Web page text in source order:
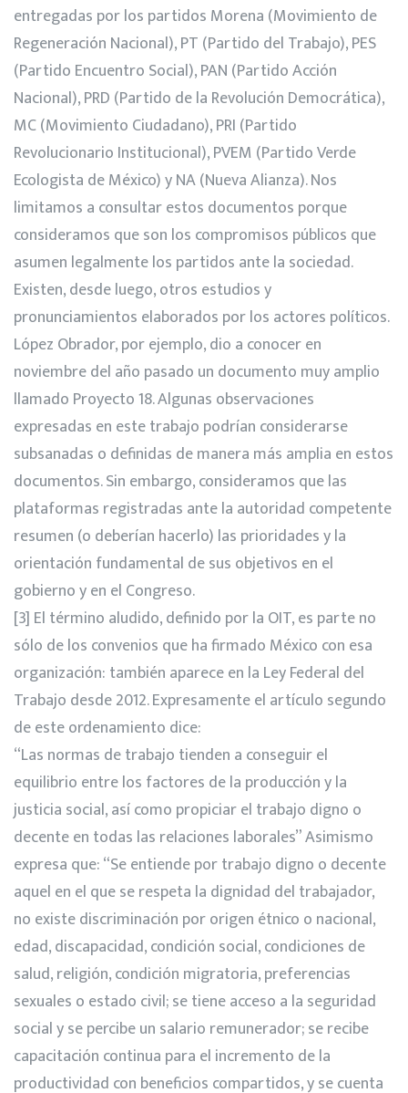
entregadas por los partidos Morena (Movimiento de
Regeneración Nacional), PT (Partido del Trabajo), PES
(Partido Encuentro Social), PAN (Partido Acción
Nacional), PRD (Partido de la Revolución Democrática),
MC (Movimiento Ciudadano), PRI (Partido
Revolucionario Institucional), PVEM (Partido Verde
Ecologista de México) y NA (Nueva Alianza). Nos
limitamos a consultar estos documentos porque
consideramos que son los compromisos públicos que
asumen legalmente los partidos ante la sociedad.
Existen, desde luego, otros estudios y
pronunciamientos elaborados por los actores políticos.
López Obrador, por ejemplo, dio a conocer en
noviembre del año pasado un documento muy amplio
llamado Proyecto 18. Algunas observaciones
expresadas en este trabajo podrían considerarse
subsanadas o definidas de manera más amplia en estos
documentos. Sin embargo, consideramos que las
plataformas registradas ante la autoridad competente
resumen (o deberían hacerlo) las prioridades y la
orientación fundamental de sus objetivos en el
gobierno y en el Congreso.
[3] El término aludido, definido por la OIT, es parte no
sólo de los convenios que ha firmado México con esa
organización: también aparece en la Ley Federal del
Trabajo desde 2012. Expresamente el artículo segundo
de este ordenamiento dice:
“Las normas de trabajo tienden a conseguir el
equilibrio entre los factores de la producción y la
justicia social, así como propiciar el trabajo digno o
decente en todas las relaciones laborales” Asimismo
expresa que: “Se entiende por trabajo digno o decente
aquel en el que se respeta la dignidad del trabajador,
no existe discriminación por origen étnico o nacional,
edad, discapacidad, condición social, condiciones de
salud, religión, condición migratoria, preferencias
sexuales o estado civil; se tiene acceso a la seguridad
social y se percibe un salario remunerador; se recibe
capacitación continua para el incremento de la
productividad con beneficios compartidos, y se cuenta